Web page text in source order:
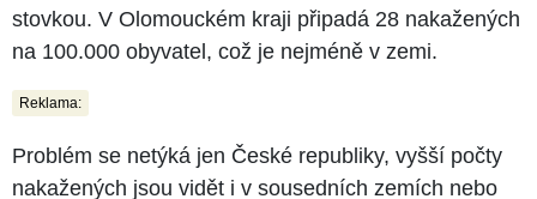
stovkou. V Olomouckém kraji připadá 28 nakažených
na 100.000 obyvatel, což je nejméně v zemi.
Reklama:
Problém se netýká jen České republiky, vyšší počty
nakažených jsou vidět i v sousedních zemích nebo